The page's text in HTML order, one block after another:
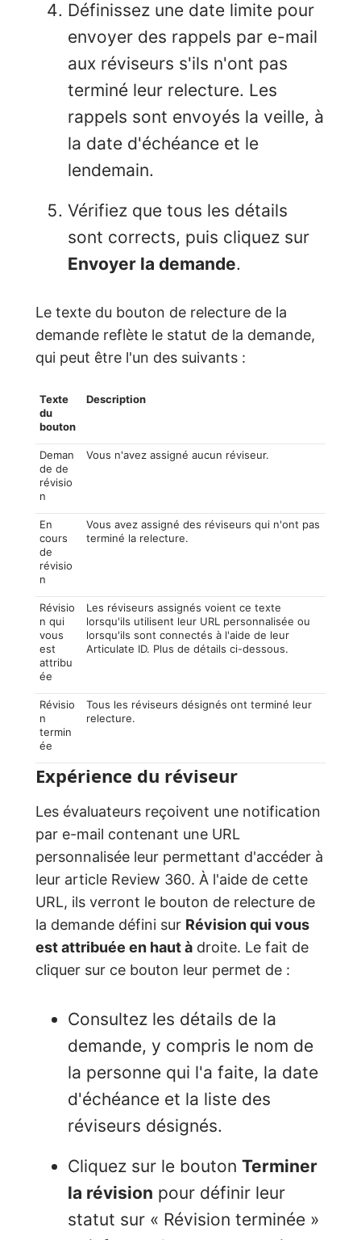
Définissez une date limite pour
envoyer des rappels par e-mail
aux réviseurs s'ils n'ont pas
terminé leur relecture. Les
rappels sont envoyés la veille, à
la date d'échéance et le
lendemain.
Vérifiez que tous les détails
sont corrects, puis cliquez sur
Envoyer la demande.
Le texte du bouton de relecture de la
demande reflète le statut de la demande,
qui peut être l'un des suivants :
Texte
du
bouton
Description
Deman
de de
révisio
n
Vous n'avez assigné aucun réviseur.
En
cours
de
révisio
n
Vous avez assigné des réviseurs qui n'ont pas
terminé la relecture.
Révisio
n qui
vous
est
attribu
ée
Les réviseurs assignés voient ce texte
lorsqu'ils utilisent leur URL personnalisée ou
lorsqu'ils sont connectés à l'aide de leur
Articulate ID. Plus de détails ci-dessous.
Révisio
n
termin
ée
Tous les réviseurs désignés ont terminé leur
relecture.
Expérience du réviseur
Les évaluateurs reçoivent une notification
par e-mail contenant une URL
personnalisée leur permettant d'accéder à
leur article Review 360. À l'aide de cette
URL, ils verront le bouton de relecture de
la demande défini sur Révision qui vous
est attribuée en haut à droite. Le fait de
cliquer sur ce bouton leur permet de :
Consultez les détails de la
demande, y compris le nom de
la personne qui l'a faite, la date
d'échéance et la liste des
réviseurs désignés.
Cliquez sur le bouton Terminer
la révision pour définir leur
statut sur « Révision terminée »